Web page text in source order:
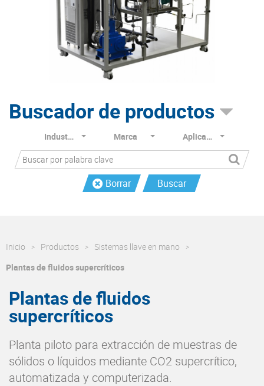
Buscador de productos
Industria Marca Aplicación
Borrar Buscar
Inicio Productos
Sistemas llave en mano
Plantas de fluidos supercríticos
Plantas de fluidos
supercríticos
Planta piloto para extracción de muestras de
sólidos o líquidos mediante CO2 supercrítico,
automatizada y computerizada.